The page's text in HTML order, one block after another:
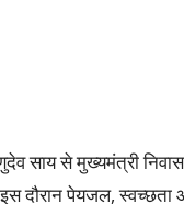
साय से मुख्यमंत्री
दौरान पेयजल,